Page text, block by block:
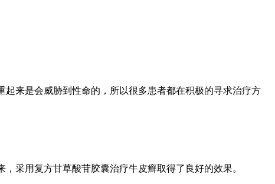
来是会威胁到性命的，所以很多患者都在积极的寻求治疗方
采用复方甘草酸苷胶囊治疗牛皮癣取得了良好的效果。